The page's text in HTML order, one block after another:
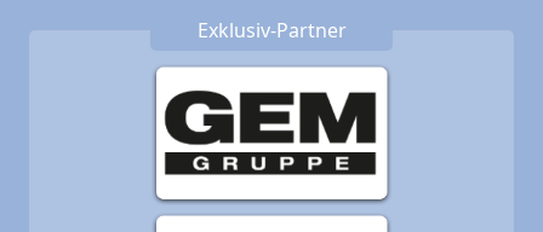
Exklusiv-Partner